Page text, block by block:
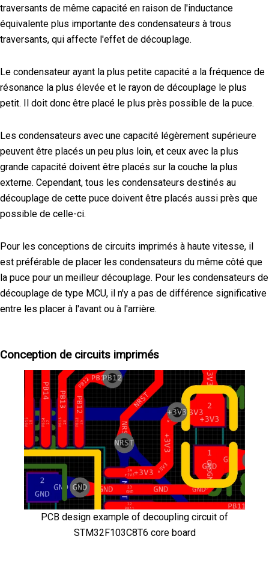
traversants de même capacité en raison de l'inductance
équivalente plus importante des condensateurs à trous
traversants, qui affecte l'effet de découplage.
Le condensateur ayant la plus petite capacité a la fréquence de
résonance la plus élevée et le rayon de découplage le plus
petit. Il doit donc être placé le plus près possible de la puce.
Les condensateurs avec une capacité légèrement supérieure
peuvent être placés un peu plus loin, et ceux avec la plus
grande capacité doivent être placés sur la couche la plus
externe. Cependant, tous les condensateurs destinés au
découplage de cette puce doivent être placés aussi près que
possible de celle-ci.
Pour les conceptions de circuits imprimés à haute vitesse, il
est préférable de placer les condensateurs du même côté que
la puce pour un meilleur découplage. Pour les condensateurs de
découplage de type MCU, il n'y a pas de différence significative
entre les placer à l'avant ou à l'arrière.
Conception de circuits imprimés
PCB design example of decoupling circuit of
STM32F103C8T6 core board